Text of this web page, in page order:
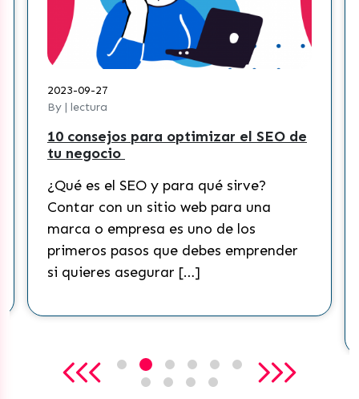
2023-09-27
By | lectura
10 consejos para optimizar el SEO de
tu negocio
¿Qué es el SEO y para qué sirve?
Contar con un sitio web para una
marca o empresa es uno de los
primeros pasos que debes emprender
si quieres asegurar […]